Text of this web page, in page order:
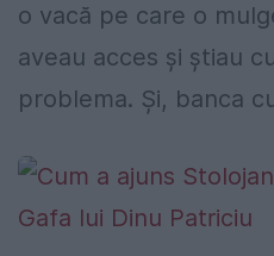
o vacă pe care o
aveau acces și știau
problema. Și, banca